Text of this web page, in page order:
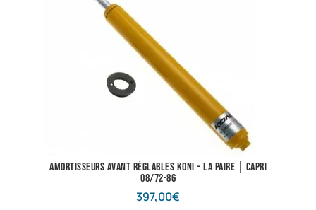
Amortisseurs avant réglables KONI – La paire | Capri
08/72-86
397,00€